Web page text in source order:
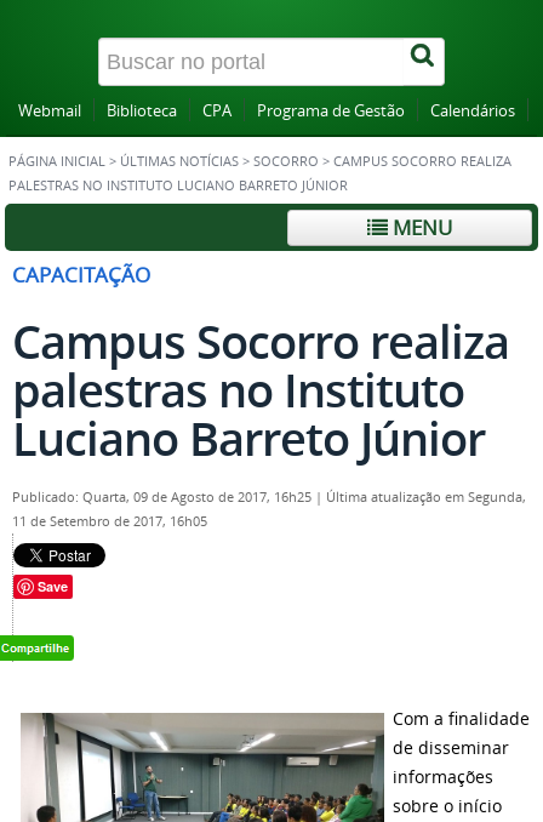
Webmail Biblioteca CPA Programa de Gestão Calendários
PÁGINA INICIAL > ÚLTIMAS NOTÍCIAS > SOCORRO > CAMPUS SOCORRO REALIZA
PALESTRAS NO INSTITUTO LUCIANO BARRETO JÚNIOR
MENU
CAPACITAÇÃO
Campus Socorro realiza
palestras no Instituto
Luciano Barreto Júnior
Publicado: Quarta, 09 de Agosto de 2017, 16h25 | Última atualização em Segunda,
11 de Setembro de 2017, 16h05
Save
Com a finalidade
de disseminar
informações
sobre o início